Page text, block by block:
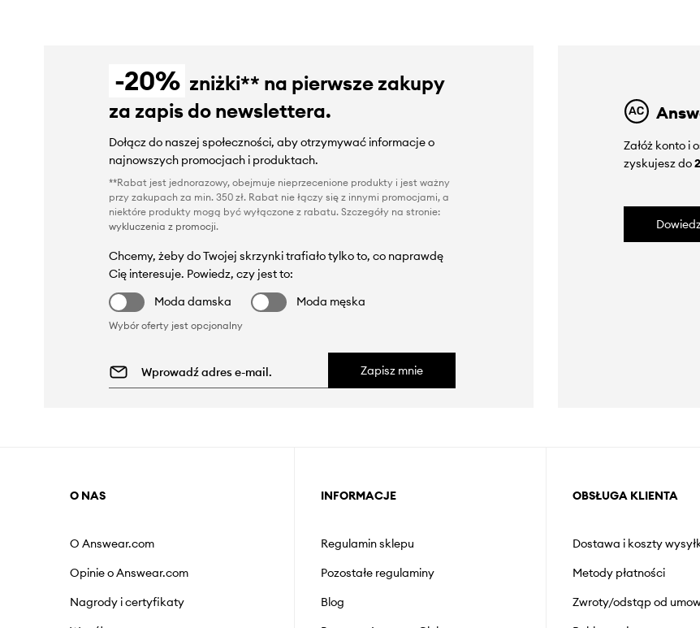
-20% zniżki** na pierwsze zakupy
za zapis do newslettera.
Dołącz do naszej społeczności, aby otrzymywać informacje o
najnowszych promocjach i produktach.
**Rabat jest jednorazowy, obejmuje nieprzecenione produkty i jest ważny
przy zakupach za min. 350 zł. Rabat nie łączy się z innymi promocjami, a
niektóre produkty mogą być wyłączone z rabatu. Szczegóły na stronie:
wykluczenia z promocji.
Chcemy, żeby do Twojej skrzynki trafiało tylko to, co naprawdę
Cię interesuje. Powiedz, czy jest to:
Moda damska
Moda męska
Wybór oferty jest opcjonalny
Zapisz mnie
Załóż konto i
zyskujesz do
O NAS
O Answear.com
Opinie o Answear.com
Nagrody i certyfikaty
INFORMACJE
Regulamin sklepu
Pozostałe regulaminy
Blog
OBSŁUGA KLIENTA
Dostawa i koszty
Metody płatności
Zwroty/odstąp od